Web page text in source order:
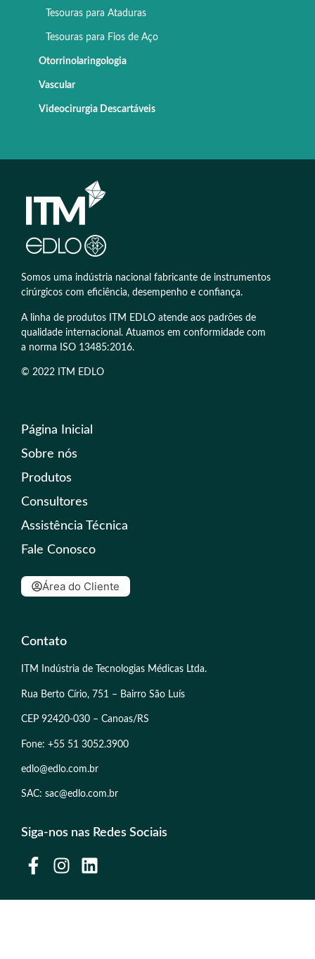
Tesouras para Ataduras
Tesouras para Fios de Aço
Otorrinolaringologia
Vascular
Videocirurgia Descartáveis
Somos uma indústria nacional fabricante de instrumentos
cirúrgicos com eficiência, desempenho e confiança.
A linha de produtos ITM EDLO atende aos padrões de
qualidade internacional. Atuamos em conformidade com
a norma ISO 13485:2016.
© 2022 ITM EDLO
Página Inicial
Sobre nós
Produtos
Consultores
Assistência Técnica
Fale Conosco
Área do Cliente
Contato
ITM Indústria de Tecnologias Médicas Ltda.
Rua Berto Círio, 751 – Bairro São Luís
CEP 92420-030 – Canoas/RS
Fone: +55 51 3052.3900
edlo@edlo.com.br
SAC: sac@edlo.com.br
Siga-nos nas Redes Sociais